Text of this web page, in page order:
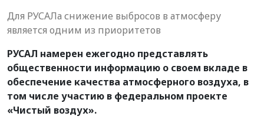
Для РУСАЛа снижение выбросов в атмосферу
является одним из приоритетов
РУСАЛ намерен ежегодно представлять
общественности информацию о своем вкладе в
обеспечение качества атмосферного воздуха, в
том числе участию в федеральном проекте
«Чистый воздух».